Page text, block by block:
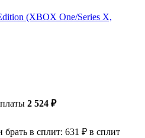
(XBOX One/Series X,
2 524 ₽
в сплит: 631 ₽ в сплит